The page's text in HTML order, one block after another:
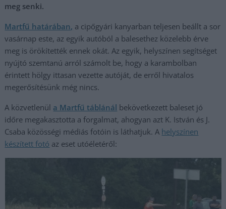
meg senki.
Martfű határában, a cipőgyári kanyarban teljesen beállt a sor
vasárnap este, az egyik autóból a balesethez közelebb érve
meg is örökítették ennek okát. Az egyik, helyszínen segítséget
nyújtó szemtanú arról számolt be, hogy a karambolban
érintett hölgy ittasan vezette autóját, de erről hivatalos
megerősítésünk még nincs.
A közvetlenül a Martfű táblánál bekövetkezett baleset jó
időre megakasztotta a forgalmat, ahogyan azt K. István és J.
Csaba közösségi médiás fotóin is láthatjuk. A helyszínen
készített fotó az eset utóéletéről: